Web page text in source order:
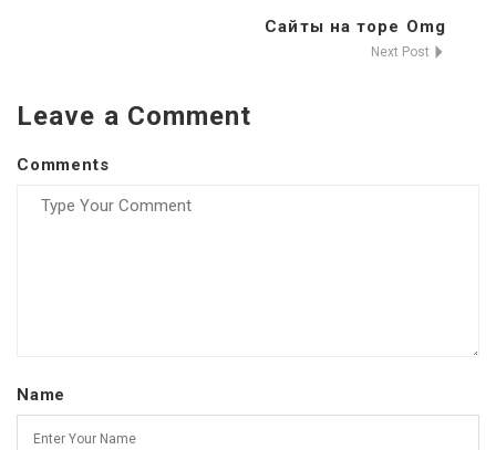
Сайты на торе Omg
Next Post
Leave a Comment
Comments
Name